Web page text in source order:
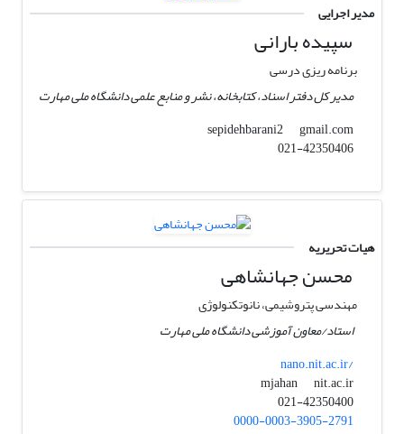
مدیر اجرایی
سپیده بارانی
برنامه ریزی درسی
مدیر کل دفتر اسناد، کتابخانه، نشر و منابع علمی دانشگاه ملی مهارت
sepidehbarani2
gmail.com
021-42350406
هیات تحریریه
محسن جهانشاهی
مهندسی پتروشیمی، نانوتکنولوژی
استاد/معاون آموزشی دانشگاه ملی مهارت
nano.nit.ac.ir/
mjahan
nit.ac.ir
021-42350400
0000-0003-3905-2791